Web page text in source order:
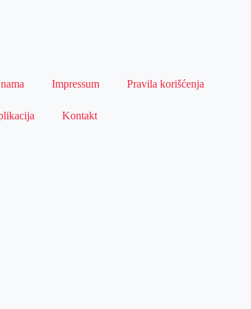
Impressum Pravila korišćenja
Kontakt